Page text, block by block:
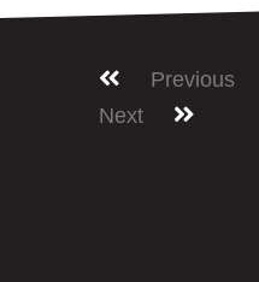
Previous
Next